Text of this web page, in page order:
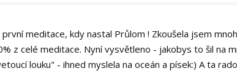
meditace, kdy nastal Průlom ! Zkoušela jsem
z celé meditace. Nyní vysvětleno - jakobys to šil na
louku" - ihned myslela na oceán a písek:) A ta